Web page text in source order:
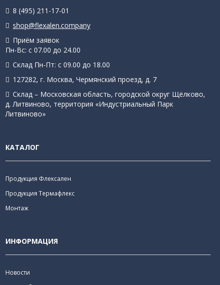
8 (495) 211-17-01
shop@flexalen.company
Приём заявок
Пн-Вс: с 07.00 до 24.00
Склад Пн-Пт: с 09.00 до 18.00
127282, г. Москва, Чермянский проезд, д. 7
Склад – Московская область, городской округ Щёлково,
д. Литвиново, территория «Индустриальный Парк
Литвиново»
КАТАЛОГ
Продукция Флексален
Продукция Термафлекс
Монтаж
ИНФОРМАЦИЯ
Новости